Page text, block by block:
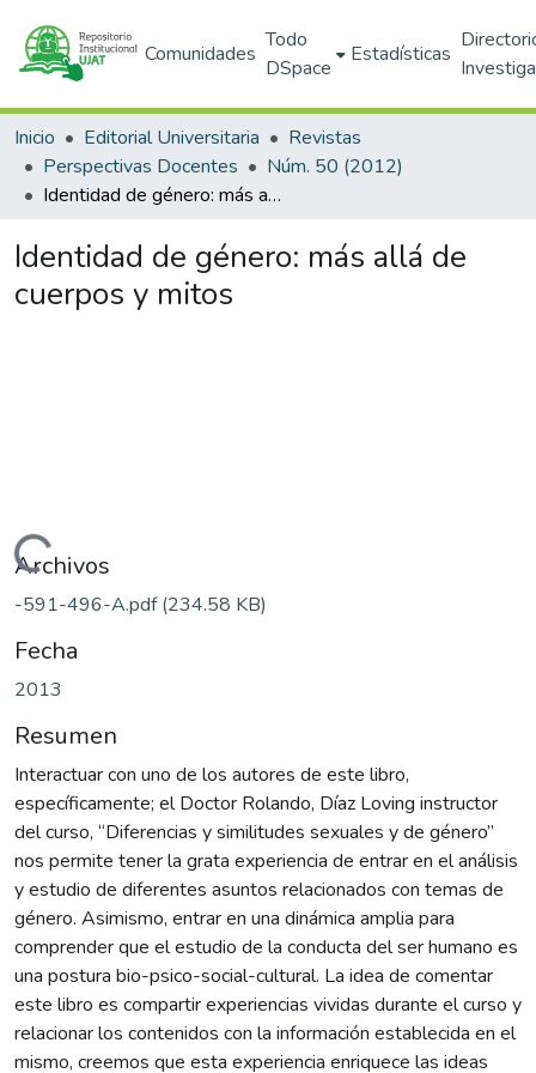
Comunidades
Todo
DSpace
Estadísticas
Inicio Editorial Universitaria
Revistas
Perspectivas Docentes
Núm. 50 (2012)
Identidad de género: más allá de cuerpos y mitos
Identidad de género: más allá de
cuerpos y mitos
Cargando...
Archivos
-591-496-A.pdf(234.58 KB)
Fecha
2013
Resumen
Interactuar con uno de los autores de este libro,
específicamente; el Doctor Rolando, Díaz Loving instructor
del curso, “Diferencias y similitudes sexuales y de género”
nos permite tener la grata experiencia de entrar en el análisis
y estudio de diferentes asuntos relacionados con temas de
género. Asimismo, entrar en una dinámica amplia para
comprender que el estudio de la conducta del ser humano es
una postura bio-psico-social-cultural. La idea de comentar
este libro es compartir experiencias vividas durante el curso y
relacionar los contenidos con la información establecida en el
mismo, creemos que esta experiencia enriquece las ideas